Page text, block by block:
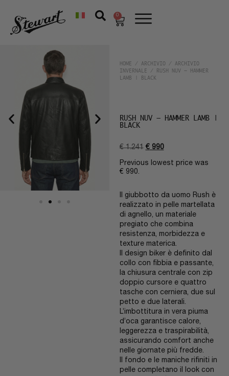
0
HOME / ARCHIVIO / ARCHIVIO
INVERNALE / RUSH NUV – HAMMER
LAMB | BLACK
RUSH NUV – HAMMER LAMB |
BLACK
€1.241 €990
Previous lowest price was
€ 990.
Il giubbotto da uomo Rush è
realizzato in pelle martellata
di agnello, un materiale
pregiato che combina
resistenza, morbidezza e
texture materica.
Il design biker è definito dal
collo con fibbia e passante,
la chiusura centrale con zip
doppio cursore e quattro
tasche con cerniera, due sul
petto e due laterali.
L’imbottitura in vera piuma
d’oca garantisce calore,
leggerezza e traspirabilità,
assicurando comfort anche
nelle giornate più fredde.
Il fondo e le maniche rifiniti in
pelle completano il look con